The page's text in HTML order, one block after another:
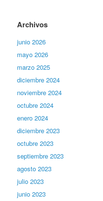
Archivos
junio 2026
mayo 2026
marzo 2025
diciembre 2024
noviembre 2024
octubre 2024
enero 2024
diciembre 2023
octubre 2023
septiembre 2023
agosto 2023
julio 2023
junio 2023